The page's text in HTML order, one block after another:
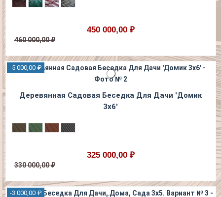
450 000,00 ₽
460 000,00 ₽
-5 000,00 ₽
Деревянная Садовая Беседка Для Дачи 'Домик
3х6'
325 000,00 ₽
330 000,00 ₽
-3 000,00 ₽